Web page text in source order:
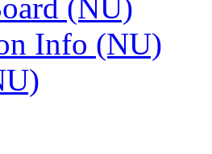
(NU)
Info (NU)